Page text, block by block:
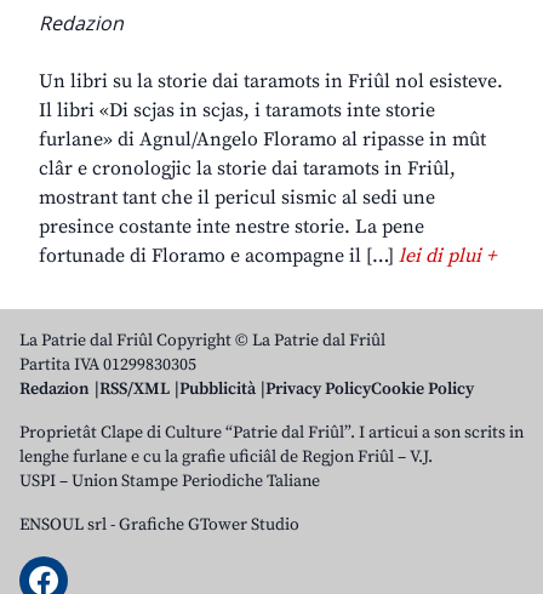
Redazion
Un libri su la storie dai taramots in Friûl nol esisteve.
Il libri «Di scjas in scjas, i taramots inte storie
furlane» di Agnul/Angelo Floramo al ripasse in mût
clâr e cronologjic la storie dai taramots in Friûl,
mostrant tant che il pericul sismic al sedi une
presince costante inte nestre storie. La pene
fortunade di Floramo e acompagne il […] lei di plui +
La Patrie dal Friûl Copyright © La Patrie dal Friûl
Partita IVA 01299830305
Redazion RSS/XML Pubblicità Privacy PolicyCookie Policy
Proprietât Clape di Culture “Patrie dal Friûl”. I articui a son scrits in
lenghe furlane e cu la grafie uficiâl de Regjon Friûl – V.J.
USPI – Union Stampe Periodiche Taliane
ENSOUL srl-Grafiche GTower Studio